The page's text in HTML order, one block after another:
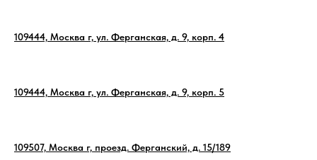
109444, Москва г, ул. Ферганская, д. 9, корп. 4
109444, Москва г, ул. Ферганская, д. 9, корп. 5
109507, Москва г, проезд. Ферганский, д. 15/189